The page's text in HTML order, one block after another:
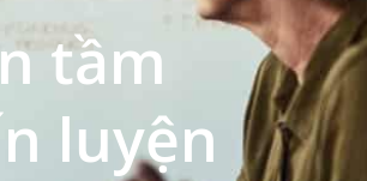
tầm
luyện